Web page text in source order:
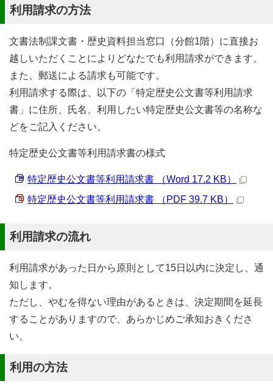
利用請求の方法
文書法制課文書・歴史資料担当窓口（分館1階）に直接お
越しいただくことによりどなたでも利用請求ができます。
また、郵送による請求も可能です。
利用請求する際は、以下の「特定歴史公文書等利用請求
書」に住所、氏名、利用したい特定歴史公文書等の名称な
どをご記入ください。
特定歴史公文書等利用請求書の様式
特定歴史公文書等利用請求書 （Word 17.2 KB）
特定歴史公文書等利用請求書 （PDF 39.7 KB）
利用請求の流れ
利用請求があった日から原則として15日以内に決定し、通
知します。
ただし、やむを得ない理由があるときは、決定期間を延長
することがありますので、あらかじめご承知おきくださ
い。
利用の方法